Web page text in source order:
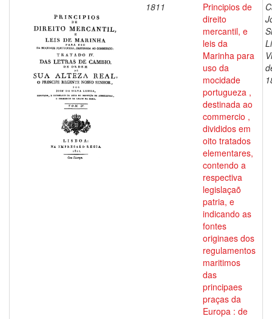
1811
Principios de
direito
mercantil, e
leis da
Marinha para
uso da
mocidade
portugueza ,
destinada ao
commercio ,
divididos em
oito tratados
elementares,
contendo a
respectiva
legislaçaõ
patria, e
indicando as
fontes
originaes dos
regulamentos
maritimos
das
principaes
praças da
Europa : de